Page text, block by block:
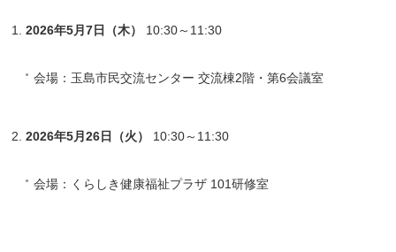
2026年5月7日（木） 10:30～11:30
会場：玉島市民交流センター 交流棟2階・第6会議室
2026年5月26日（火） 10:30～11:30
会場：くらしき健康福祉プラザ 101研修室